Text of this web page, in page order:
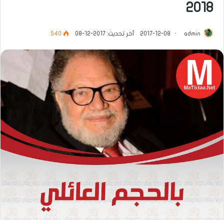
2018
admin
2017-12-08 آخر تحديث: 2017-12-08 540